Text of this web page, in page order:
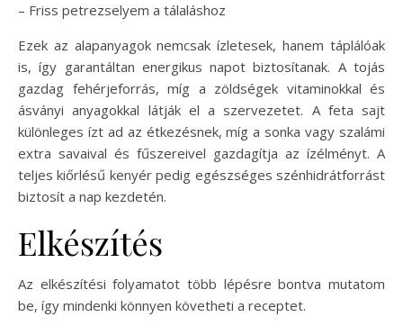
– Friss petrezselyem a tálaláshoz
Ezek az alapanyagok nemcsak ízletesek, hanem táplálóak
is, így garantáltan energikus napot biztosítanak. A tojás
gazdag fehérjeforrás, míg a zöldségek vitaminokkal és
ásványi anyagokkal látják el a szervezetet. A feta sajt
különleges ízt ad az étkezésnek, míg a sonka vagy szalámi
extra savaival és fűszereivel gazdagítja az ízélményt. A
teljes kiőrlésű kenyér pedig egészséges szénhidrátforrást
biztosít a nap kezdetén.
Elkészítés
Az elkészítési folyamatot több lépésre bontva mutatom
be, így mindenki könnyen követheti a receptet.